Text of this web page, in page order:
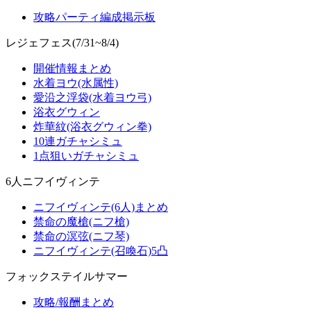
攻略パーティ編成掲示板
レジェフェス(7/31~8/4)
開催情報まとめ
水着ヨウ(水属性)
愛沿之浮袋(水着ヨウ弓)
浴衣グウィン
炸華紋(浴衣グウィン拳)
10連ガチャシミュ
1点狙いガチャシミュ
6人ニフイヴィンテ
ニフイヴィンテ(6人)まとめ
禁命の魔槍(ニフ槍)
禁命の溟弦(ニフ琴)
ニフイヴィンテ(召喚石)5凸
フォックステイルサマー
攻略/報酬まとめ